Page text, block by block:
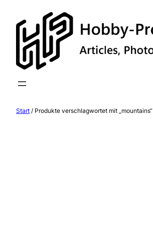
Inhalt
springen
Start / Produkte verschlagwortet mit „mountains“